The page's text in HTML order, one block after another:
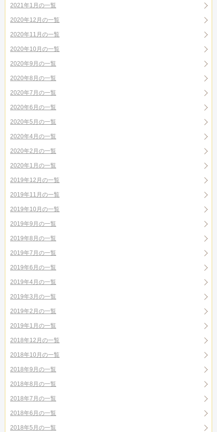
2021年1月の一覧
2020年12月の一覧
2020年11月の一覧
2020年10月の一覧
2020年9月の一覧
2020年8月の一覧
2020年7月の一覧
2020年6月の一覧
2020年5月の一覧
2020年4月の一覧
2020年2月の一覧
2020年1月の一覧
2019年12月の一覧
2019年11月の一覧
2019年10月の一覧
2019年9月の一覧
2019年8月の一覧
2019年7月の一覧
2019年6月の一覧
2019年4月の一覧
2019年3月の一覧
2019年2月の一覧
2019年1月の一覧
2018年12月の一覧
2018年10月の一覧
2018年9月の一覧
2018年8月の一覧
2018年7月の一覧
2018年6月の一覧
2018年5月の一覧